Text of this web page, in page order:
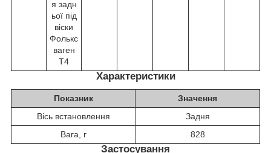
я задн
ьої під
віски
Фолькс
ваген
Т4
Показник Значення
Характеристики
Вісь встановлення
Задня
Вага, г
828
Застосування